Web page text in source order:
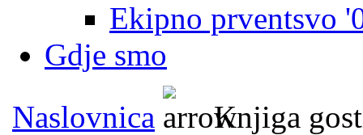
Ekipno prventsvo
Gdje smo
Naslovnica
Knjiga